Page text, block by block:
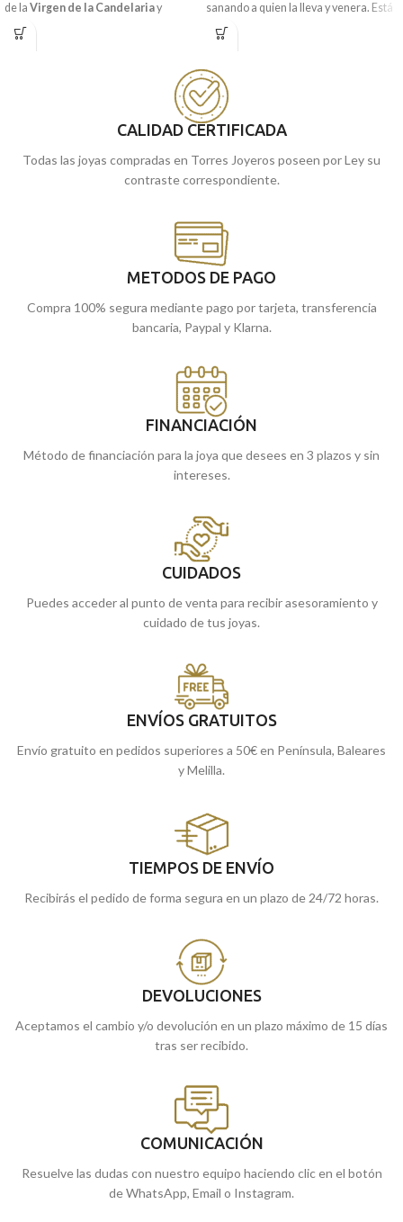
de la Virgen de la Candelariay
Sagrado Corazón de Jesús
Amarillo
sanando a quien la lleva y venera. Está
realizada en Oro amarillo de 18 kilates
con 16 x 10 mm y viene decorada con
detalles en terminación lisa brillo.
Puedes encontrarlas en nuestras
tiendas deMálaga
CALIDAD CERTIFICADA
Todas las joyas compradas en Torres Joyeros poseen por Ley su
contraste correspondiente.
METODOS DE PAGO
Compra 100% segura mediante pago por tarjeta, transferencia
bancaria, Paypal y Klarna.
FINANCIACIÓN
Método de financiación para la joya que desees en 3 plazos y sin
intereses.
CUIDADOS
Puedes acceder al punto de venta para recibir asesoramiento y
cuidado de tus joyas.
ENVÍOS GRATUITOS
Envío gratuito en pedidos superiores a 50€ en Península, Baleares
y Melilla.
TIEMPOS DE ENVÍO
Recibirás el pedido de forma segura en un plazo de 24/72 horas.
DEVOLUCIONES
Aceptamos el cambio y/o devolución en un plazo máximo de 15 días
tras ser recibido.
COMUNICACIÓN
Resuelve las dudas con nuestro equipo haciendo clic en el botón
de WhatsApp, Email o Instagram.